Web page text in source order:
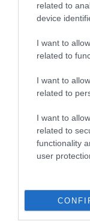
related to
device
I want to
related to
I want to
related to
I want to
related to
functionality
user
Επικοινωνία
RECENT POSTS
Τερηδόνα
Πότε χρειάζεται
εργασίες με μέθη ή
γονείς τα παιδιά
Γιατί είναι